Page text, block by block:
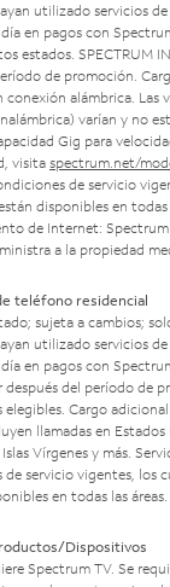
utilizado servicios
en pagos con
estados. SPECTRUM
de promoción.
conexión alámbrica. Las
varían y no
Gig para
visita spectrum.net/
de servicio
disponibles en todas
de Internet:
a la propiedad
teléfono residencial
sujeta a cambios;
utilizado servicios
en pagos con
del período de
elegibles. Cargo
llamadas en
Vírgenes y más.
servicio vigentes, los
en todas las
Dispositivos
Spectrum TV. Se